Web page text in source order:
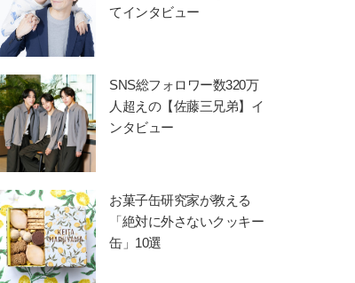
てインタビュー
SNS総フォロワー数320万
人超えの【佐藤三兄弟】イ
ンタビュー
お菓子缶研究家が教える
「絶対に外さないクッキー
缶」10選